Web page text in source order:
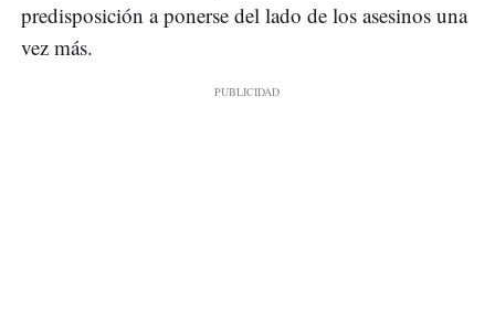
predisposición a ponerse del lado de los asesinos una
vez más.